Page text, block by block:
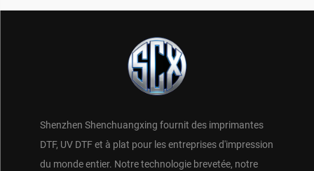
Shenzhen Shenchuangxing fournit des imprimantes
DTF, UV DTF et à plat pour les entreprises d'impression
du monde entier. Notre technologie brevetée, notre